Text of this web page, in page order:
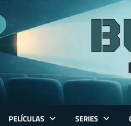
PELÍCULAS SERIES